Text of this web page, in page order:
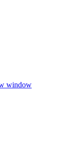
window